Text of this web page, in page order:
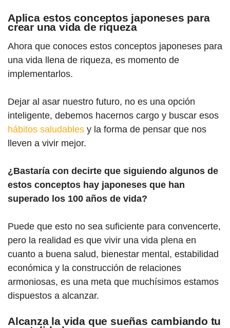
Aplica estos conceptos japoneses para
crear una vida de riqueza
Ahora que conoces estos conceptos japoneses para
una vida llena de riqueza, es momento de
implementarlos.
Dejar al asar nuestro futuro, no es una opción
inteligente, debemos hacernos cargo y buscar esos
hábitos saludables y la forma de pensar que nos
lleven a vivir mejor.
¿Bastaría con decirte que siguiendo algunos de
estos conceptos hay japoneses que han
superado los 100 años de vida?
Puede que esto no sea suficiente para convencerte,
pero la realidad es que vivir una vida plena en
cuanto a buena salud, bienestar mental, estabilidad
económica y la construcción de relaciones
armoniosas, es una meta que muchísimos estamos
dispuestos a alcanzar.
Alcanza la vida que sueñas cambiando tu